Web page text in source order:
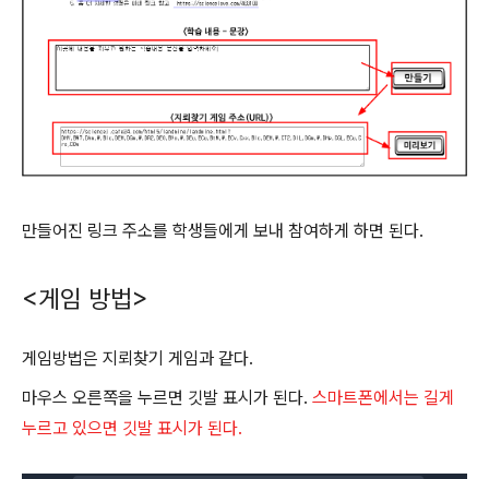
만들어진 링크 주소를 학생들에게 보내 참여하게 하면 된다.
<게임 방법>
게임방법은 지뢰찾기 게임과 같다.
마우스 오른쪽을 누르면 깃발 표시가 된다. 스마트폰에서는 길게
누르고 있으면 깃발 표시가 된다.